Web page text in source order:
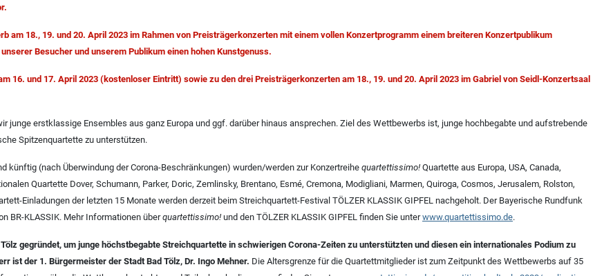
am 18., 19. und 20. April 2023 im Rahmen von Preisträgerkonzerten mit einem vollen Konzertprogramm einem breiteren Konzertpublikum
Besucher und unserem Publikum einen hohen Kunstgenuss.
16. und 17. April 2023 (kostenloser Eintritt) sowie zu den drei Preisträgerkonzerten am 18., 19. und 20. April 2023 im Gabriel von Seidl-Konzertsaal
junge erstklassige Ensembles aus ganz Europa und ggf. darüber hinaus ansprechen. Ziel des Wettbewerbs ist, junge hochbegabte und aufstrebende
Spitzenquartette zu unterstützen.
künftig (nach Überwindung der Corona-Beschränkungen) wurden/werden zur Konzertreihe quartettissimo! Quartette aus Europa, USA, Canada,
Quartette Dover, Schumann, Parker, Doric, Zemlinsky, Brentano, Esmé, Cremona, Modigliani, Marmen, Quiroga, Cosmos, Jerusalem, Rolston,
Einladungen der letzten 15 Monate werden derzeit beim Streichquartett-Festival TÖLZER KLASSIK GIPFEL nachgeholt. Der Bayerische Rundfunk
BR-KLASSIK. Mehr Informationen überquartettissimo! und den TÖLZER KLASSIK GIPFEL finden Sie unterwww.quartettissimo.de.
gegründet, um junge höchstbegabte Streichquartette in schwierigen Corona-Zeiten zu unterstützten und diesen ein internationales Podium zu
ist der 1. Bürgermeister der Stadt Bad Tölz, Dr. Ingo Mehner. Die Altersgrenze für die Quartettmitglieder ist zum Zeitpunkt des Wettbewerbs auf 35